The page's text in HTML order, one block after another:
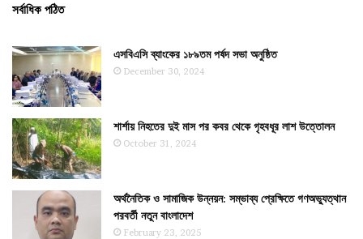
সর্বাধিক পঠিত
এসবিএসি ব্যাংকের ১৮৯তম পর্ষদ সভা অনুষ্ঠিত
December 30, 2024
শার্শায় নিহতের দুই মাস পর কবর থেকে গৃহবধূর লাশ উত্তোলন
October 31, 2024
অর্থনৈতিক ও সামাজিক উন্নয়ন: সম্ভাব্য প্রেক্ষিতে গণঅভ্যুত্থান
পরবর্তী নতুন বাংলাদেশ
February 23, 2025